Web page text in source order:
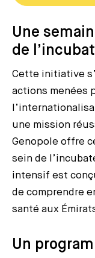
Une
de
Cette initiative
actions menées
une mission
Genopole offre
sein de
intensif est
de comprendre
santé aux
Un